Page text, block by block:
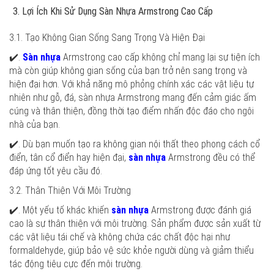
Lợi Ích Khi Sử Dụng Sàn Nhựa Armstrong Cao Cấp
3.1. Tạo Không Gian Sống Sang Trọng Và Hiện Đại
✔️. Sàn nhựa Armstrong cao cấp không chỉ mang lại sự tiện ích
mà còn giúp không gian sống của bạn trở nên sang trọng và
hiện đại hơn. Với khả năng mô phỏng chính xác các vật liệu tự
nhiên như gỗ, đá, sàn nhựa Armstrong mang đến cảm giác ấm
cúng và thân thiện, đồng thời tạo điểm nhấn độc đáo cho ngôi
nhà của bạn.
✔️. Dù bạn muốn tạo ra không gian nội thất theo phong cách cổ
điển, tân cổ điển hay hiện đại, sàn nhựa Armstrong đều có thể
đáp ứng tốt yêu cầu đó.
3.2. Thân Thiện Với Môi Trường
✔️. Một yếu tố khác khiến sàn nhựa Armstrong được đánh giá
cao là sự thân thiện với môi trường. Sản phẩm được sản xuất từ
các vật liệu tái chế và không chứa các chất độc hại như
formaldehyde, giúp bảo vệ sức khỏe người dùng và giảm thiểu
tác động tiêu cực đến môi trường.